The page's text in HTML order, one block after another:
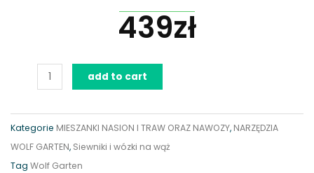
439zł
Wózek
ogrodowy
add to cart
Kategorie MIESZANKI NASION I TRAW ORAZ NAWOZY, NARZĘDZIA
WOLF GARTEN, Siewniki i wózki na wąż
Tag Wolf Garten